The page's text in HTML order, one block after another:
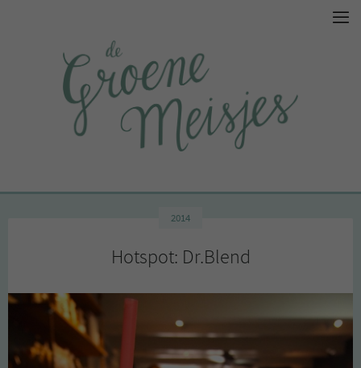
2014
Hotspot: Dr.Blend